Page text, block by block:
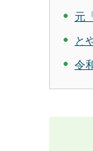
元
と
令